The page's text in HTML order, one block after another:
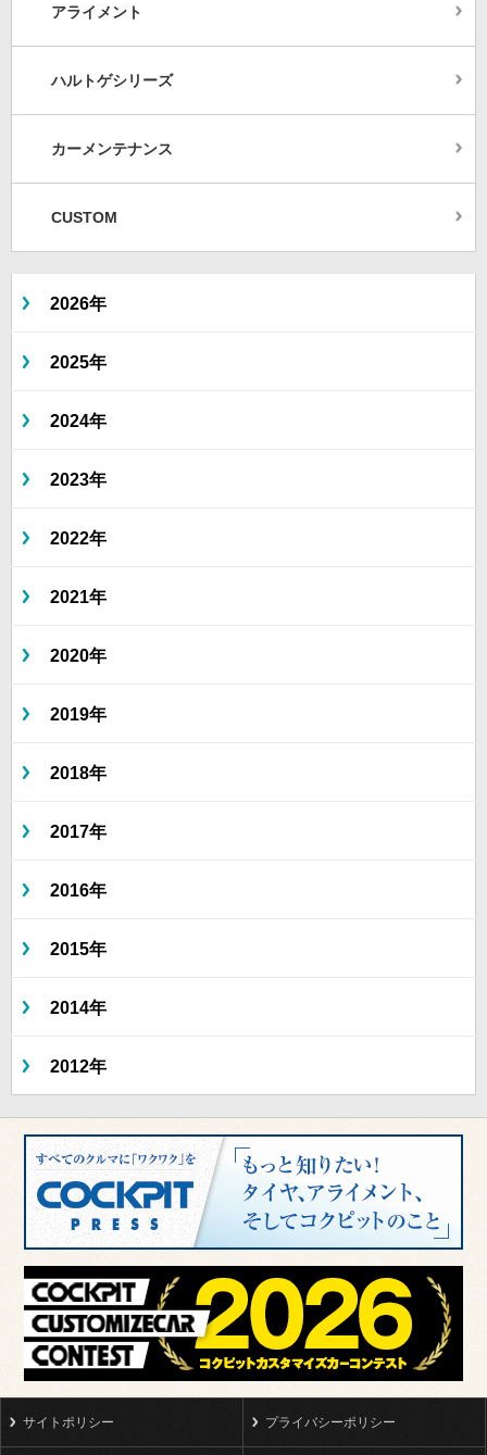
アライメント
ハルトゲシリーズ
カーメンテナンス
CUSTOM
2026年
2025年
2024年
2023年
2022年
2021年
2020年
2019年
2018年
2017年
2016年
2015年
2014年
2012年
サイトポリシー プライバシーポリシー